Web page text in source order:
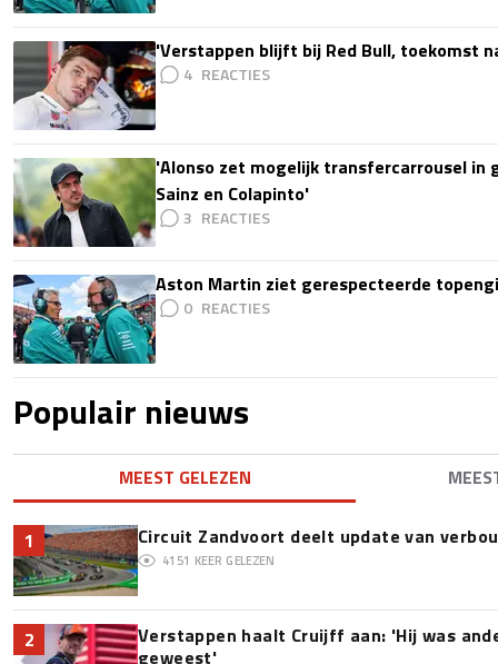
'Verstappen blijft bij Red Bull, toekomst
4
'Alonso zet mogelijk transfercarrousel in
Sainz en Colapinto'
3
Aston Martin ziet gerespecteerde
0
Populair nieuws
MEEST GELEZEN
1 Circuit Zandvoort deelt update van
4151 KEER GELEZEN
2
Verstappen haalt Cruijff aan: 'Hij was
geweest'